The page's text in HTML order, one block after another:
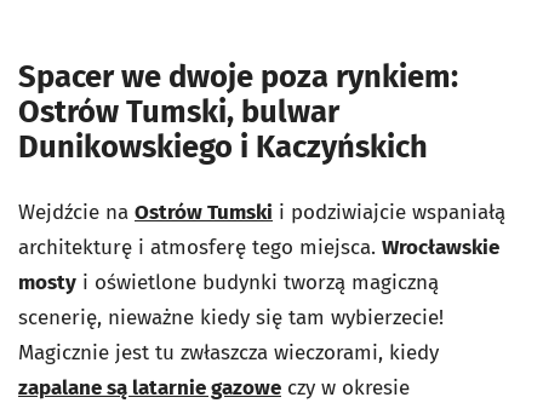
Spacer we dwoje poza rynkiem:
Ostrów Tumski, bulwar
Dunikowskiego i Kaczyńskich
Wejdźcie na Ostrów Tumski i podziwiajcie wspaniałą
architekturę i atmosferę tego miejsca. Wrocławskie
mosty i oświetlone budynki tworzą magiczną
scenerię, nieważne kiedy się tam wybierzecie!
Magicznie jest tu zwłaszcza wieczorami, kiedy
zapalane są latarnie gazowe czy w okresie